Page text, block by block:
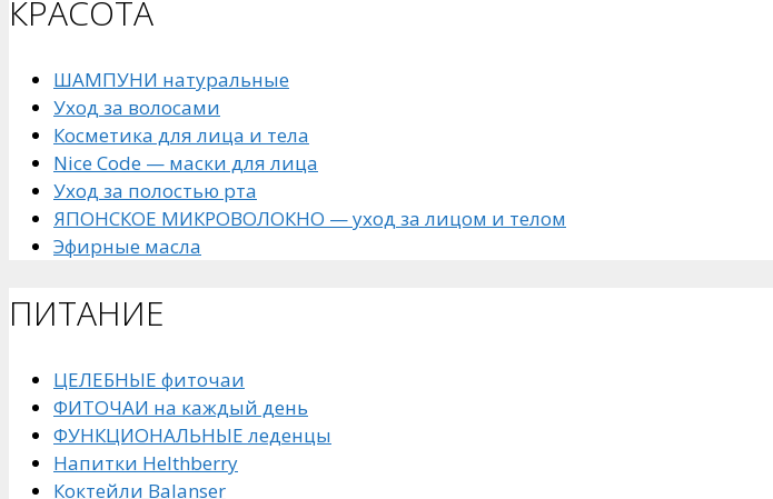
КРАСОТА
ШАМПУНИ натуральные
Уход за волосами
Косметика для лица и тела
Nice Code — маски для лица
Уход за полостью рта
ЯПОНСКОЕ МИКРОВОЛОКНО — уход за лицом и телом
Эфирные масла
ПИТАНИЕ
ЦЕЛЕБНЫЕ фиточаи
ФИТОЧАИ на каждый день
ФУНКЦИОНАЛЬНЫЕ леденцы
Напитки Helthberry
Коктейли Balanser